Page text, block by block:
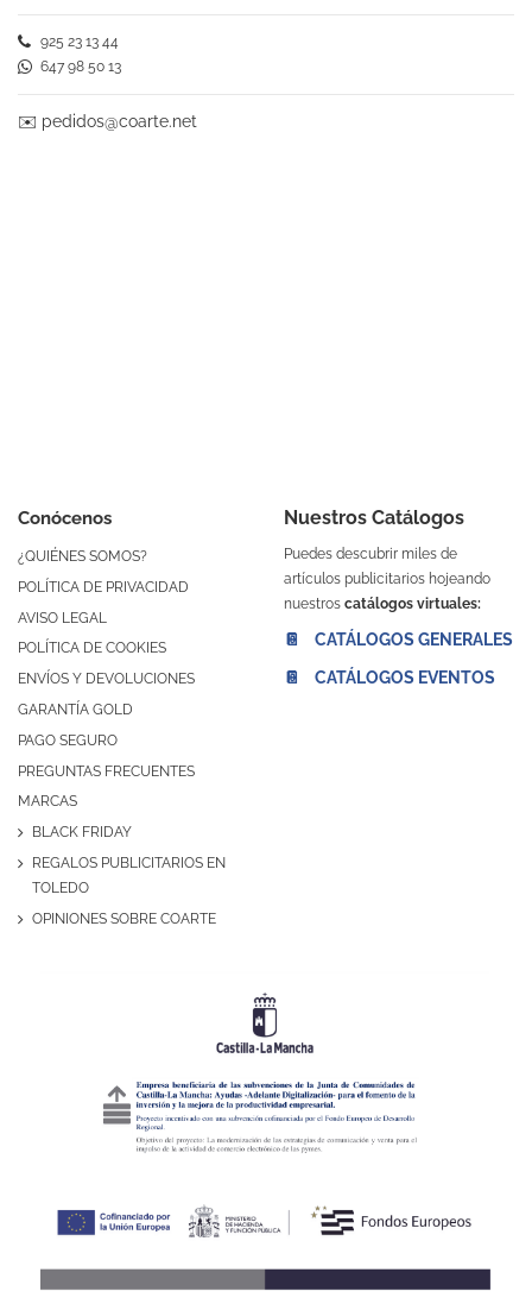
Conócenos
¿QUIÉNES SOMOS?
POLÍTICA DE PRIVACIDAD
AVISO LEGAL
POLÍTICA DE COOKIES
ENVÍOS Y DEVOLUCIONES
GARANTÍA GOLD
PAGO SEGURO
PREGUNTAS FRECUENTES
MARCAS
BLACK FRIDAY
REGALOS PUBLICITARIOS EN
TOLEDO
OPINIONES SOBRE COARTE
Nuestros Catálogos
Puedes descubrir miles de
artículos publicitarios hojeando
nuestros catálogos virtuales:
📔 CATÁLOGOS GENERALES
📔 CATÁLOGOS EVENTOS
925 23 13 44
647 98 50 13
✉️ pedidos@coarte.net